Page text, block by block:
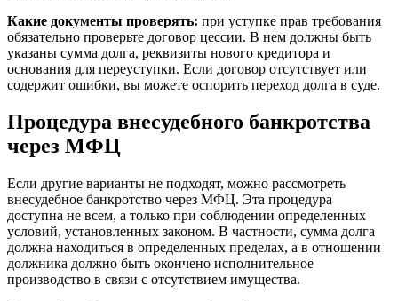
Какие документы проверять: при уступке прав требования
обязательно проверьте договор цессии. В нем должны быть
указаны сумма долга, реквизиты нового кредитора и
основания для переуступки. Если договор отсутствует или
содержит ошибки, вы можете оспорить переход долга в суде.
Процедура внесудебного банкротства
через МФЦ
Если другие варианты не подходят, можно рассмотреть
внесудебное банкротство через МФЦ. Эта процедура
доступна не всем, а только при соблюдении определенных
условий, установленных законом. В частности, сумма долга
должна находиться в определенных пределах, а в отношении
должника должно быть окончено исполнительное
производство в связи с отсутствием имущества.